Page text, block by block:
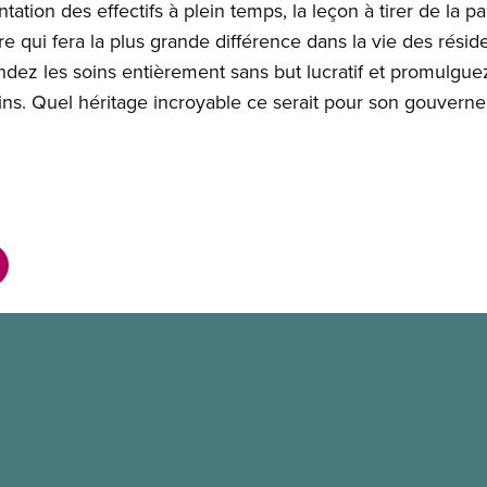
des effectifs à plein temps, la leçon à tirer de la
qui fera la plus grande différence dans la vie des
les soins entièrement sans but lucratif et
Quel héritage incroyable ce serait pour son